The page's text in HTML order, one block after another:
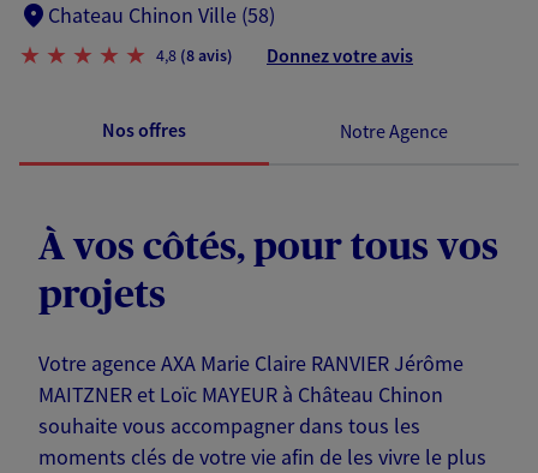
Chateau Chinon Ville (58)
4,8 (8 avis) Donnez votre avis
Nos offres Notre Agence
À vos côtés, pour tous vos
projets
Votre agence AXA Marie Claire RANVIER Jérôme
MAITZNER et Loïc MAYEUR à Château Chinon
souhaite vous accompagner dans tous les
moments clés de votre vie afin de les vivre le plus